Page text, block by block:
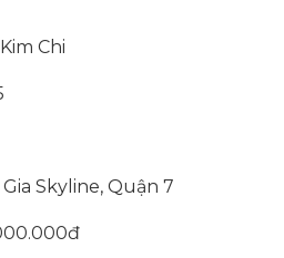
Chi
Skyline, Quận 7